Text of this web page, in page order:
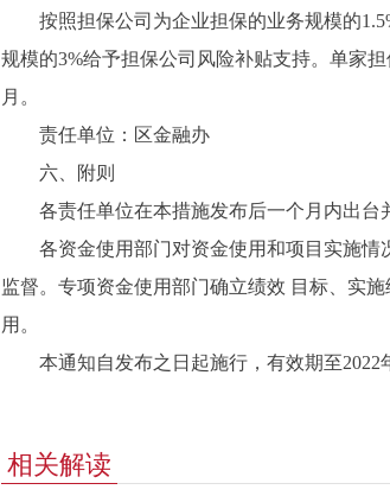
按照担保公司为企业担保的业务规模的
规模的3%给予担保公司风险补贴支持。单家
月。
责任单位：区金融办
六、附则
各责任单位在本措施发布后一个月内出台并
各资金使用部门对资金使用和项目实施情
监督。专项资金使用部门确立绩效 目标、实
用。
本通知自发布之日起施行，有效期至2022
相关解读